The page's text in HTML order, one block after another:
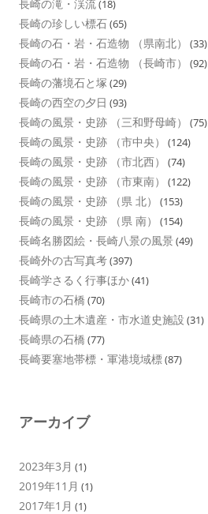
長崎の滝・渓流(18)
長崎の珍しい標石(65)
長崎の石・岩・石造物 （県南北） (33)
長崎の石・岩・石造物 （長崎市） (92)
長崎の藩境石と塚 (29)
長崎の西空の夕日 (93)
長崎の風景・史跡 （三和野母崎） (75)
長崎の風景・史跡 （市中央） (124)
長崎の風景・史跡 （市北西） (74)
長崎の風景・史跡 （市東南） (122)
長崎の風景・史跡 （県 北） (153)
長崎の風景・史跡 （県 南） (154)
長崎名勝図絵・長崎八景の風景 (49)
長崎外の古写真考(397)
長崎学さるく行事ほか(41)
長崎市の石橋 (70)
長崎県の土木遺産・市水道史施設 (31)
長崎県の石橋 (77)
長崎要塞地帯標・軍港境域標(87)
アーカイブ
2023年3月 (1)
2019年11月 (1)
2017年1月 (1)